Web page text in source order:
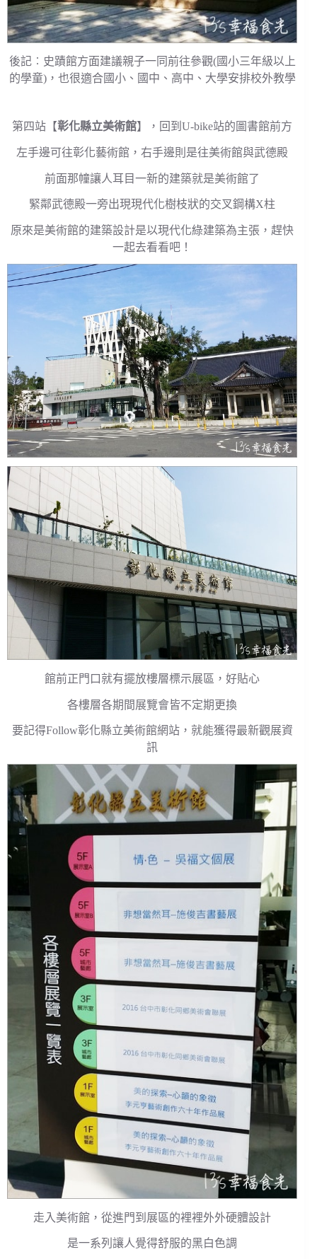
後記︰史蹟館方面建議親子一同前往參觀(國小三年級以上
的學童)，也很適合國小、國中、高中、大學安排校外教學
第四站【彰化縣立美術館】，回到U-bike站的圖書館前方
左手邊可往彰化藝術館，右手邊則是往美術館與武德殿
前面那幢讓人耳目一新的建築就是美術館了
緊鄰武德殿一旁出現現代化樹枝狀的交叉鋼構X柱
原來是美術館的建築設計是以現代化綠建築為主張，趕快
一起去看看吧！
館前正門口就有擺放樓層標示展區，好貼心
各樓層各期間展覽會皆不定期更換
要記得Follow彰化縣立美術館網站，就能獲得最新觀展資
訊
走入美術館，從進門到展區的裡裡外外硬體設計
是一系列讓人覺得舒服的黑白色調